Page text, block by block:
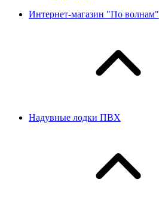
Интернет-магазин "По волнам"
Надувные лодки ПВХ